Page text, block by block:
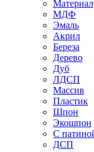
Материал
МДФ
Эмаль
Акрил
Береза
Дерево
Дуб
ЛДСП
Массив
Пластик
Шпон
Экошпон
С
ДСП